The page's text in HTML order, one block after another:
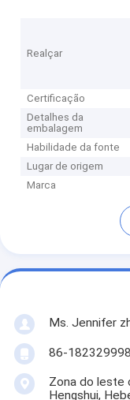
Realçar
Certificação
Detalhes da
embalagem
Habilidade da fonte
Lugar de origem
Marca
Ms. Jennifer
86-
Zona do leste
Hengshui,